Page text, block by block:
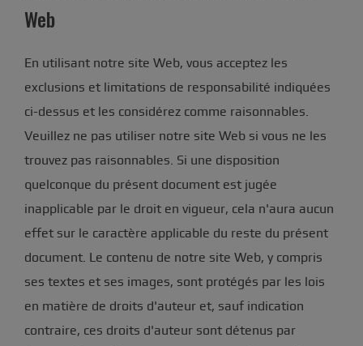
Web
En utilisant notre site Web, vous acceptez les
exclusions et limitations de responsabilité indiquées
ci-dessus et les considérez comme raisonnables.
Veuillez ne pas utiliser notre site Web si vous ne les
trouvez pas raisonnables. Si une disposition
quelconque du présent document est jugée
inapplicable par le droit en vigueur, cela n'aura aucun
effet sur le caractère applicable du reste du présent
document. Le contenu de notre site Web, y compris
ses textes et ses images, sont protégés par les lois
en matière de droits d'auteur et, sauf indication
contraire, ces droits d'auteur sont détenus par